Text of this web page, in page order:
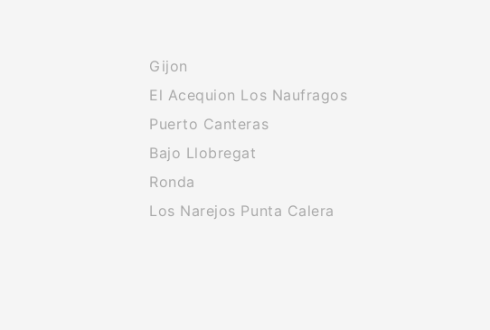
Gijon
El Acequion Los Naufragos
Puerto Canteras
Bajo Llobregat
Ronda
Los Narejos Punta Calera